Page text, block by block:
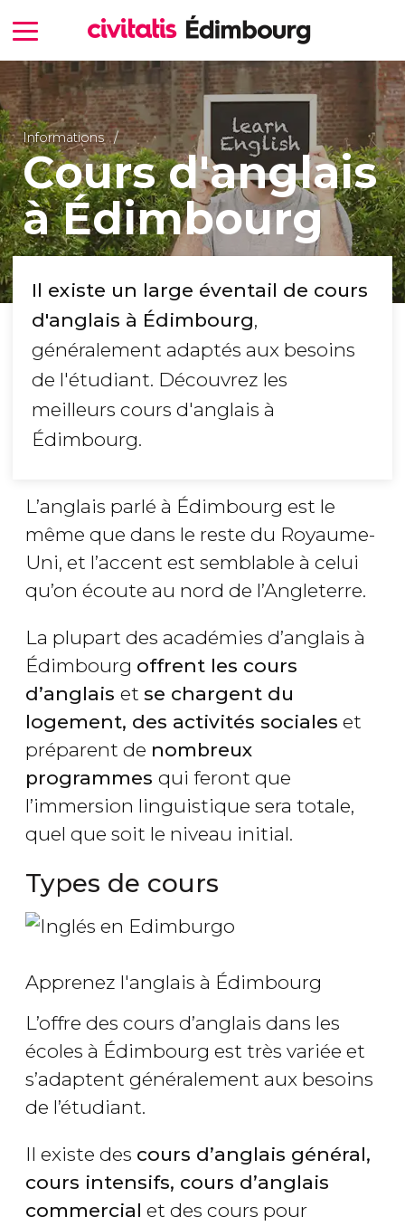
Informations
Cours d'anglais
à Édimbourg
Il existe un large éventail de cours
d'anglais à Édimbourg,
généralement adaptés aux besoins
de l'étudiant. Découvrez les
meilleurs cours d'anglais à
Édimbourg.
L’anglais parlé à Édimbourg est le
même que dans le reste du Royaume-
Uni, et l’accent est semblable à celui
qu’on écoute au nord de l’Angleterre.
La plupart des académies d’anglais à
Édimbourg offrent les cours
d’anglais et se chargent du
logement, des activités sociales et
préparent de nombreux
programmes qui feront que
l’immersion linguistique sera totale,
quel que soit le niveau initial.
Types de cours
Apprenez l'anglais à Édimbourg
L’offre des cours d’anglais dans les
écoles à Édimbourg est très variée et
s’adaptent généralement aux besoins
de l’étudiant.
Il existe des cours d’anglais général,
cours intensifs, cours d’anglais
commercial et des cours pour